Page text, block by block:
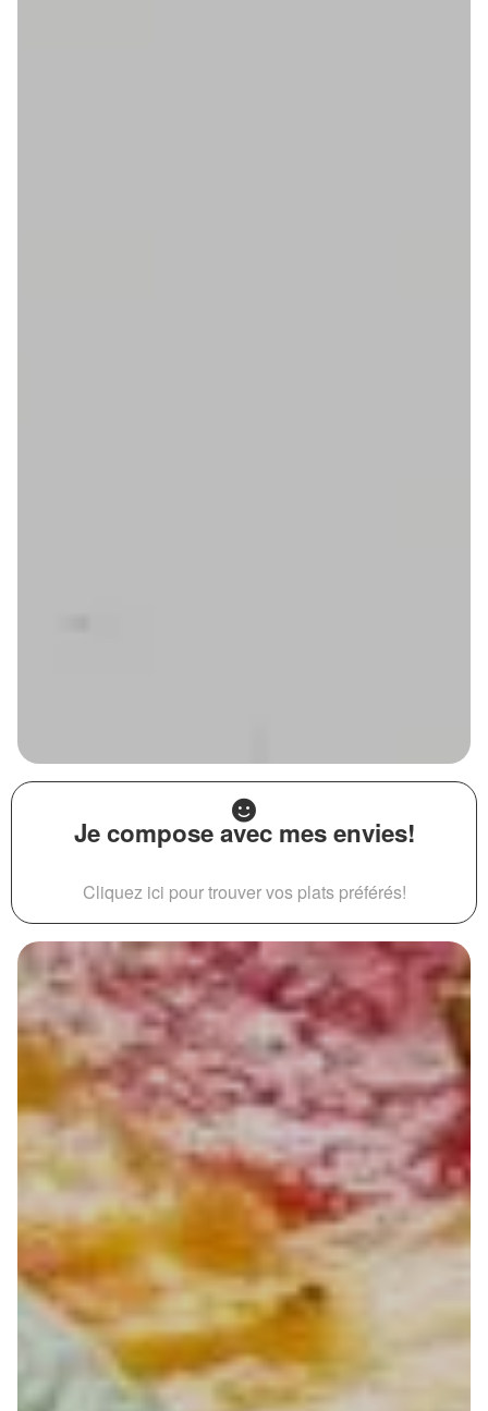
Je compose avec mes envies!
Cliquez ici pour trouver vos plats préférés!